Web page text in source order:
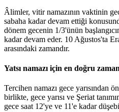
Âlimler, vitir namazının vaktinin
sabaha kadar devam ettiği
dönem gecenin 1/3'ünün
kadar devam eder. 10 Ağustos'ta
arasındaki zamandır.
Yatsı namazı için en doğru
Tercihen namazı gece yarısından
birlikte, gece yarısı ve Şeriat
gece saat 12'ye ve 11'e kadar